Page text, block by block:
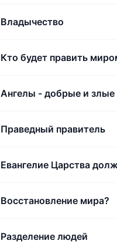
Владычество
Кто будет править
Ангелы - добрые и злые
Праведный правитель
Евангелие Царства
Восстановление мира?
Разделение людей